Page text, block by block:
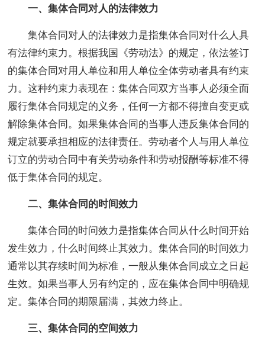
一、集体合同对人的法律效力
集体合同对人的法律效力是指集体合同对什么人具
有法律约束力。根据我国《劳动法》的规定，依法签订
的集体合同对用人单位和用人单位全体劳动者具有约束
力。这种约束力表现在：集体合同双方当事人必须全面
履行集体合同规定的义务，任何一方都不得擅自变更或
解除集体合同。如果集体合同的当事人违反集体合同的
规定就要承担相应的法律责任。劳动者个人与用人单位
订立的劳动合同中有关劳动条件和劳动报酬等标准不得
低于集体合同的规定。
二、集体合同的时间效力
集体合同的时问效力是指集体合同从什么时间开始
发生效力，什么时间终止其效力。集体合同的时间效力
通常以其存续时间为标准，一般从集体合同成立之日起
生效。如果当事人另有约定的，应在集体合同中明确规
定。集体合同的期限届满，其效力终止。
三、集体合同的空间效力